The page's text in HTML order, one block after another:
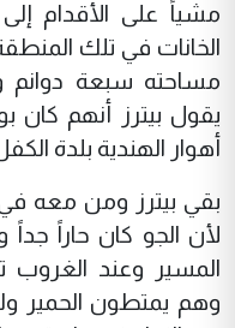
مشياً على الأقدام
الخانات في تلك
مساحته سبعة دوانم
يقول بيترز أنهم
أهوار الهندية بلدة
بقي بيترز ومن معه
لأن الجو كان حاراً
المسير وعند الغروب
وهم يمتطون الحمير